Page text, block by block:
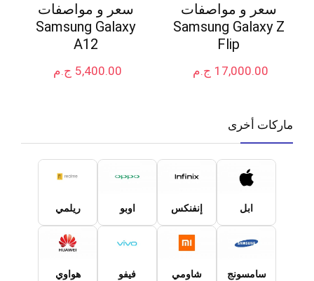
سعر و مواصفات
Samsung Galaxy Z
Flip
ج.م 17,000.00
سعر و مواصفات
Samsung Galaxy
A12
ج.م 5,400.00
ماركات أخرى
ابل إنفنكس اوبو ريلمي
سامسونج شاومي فيفو هواوي